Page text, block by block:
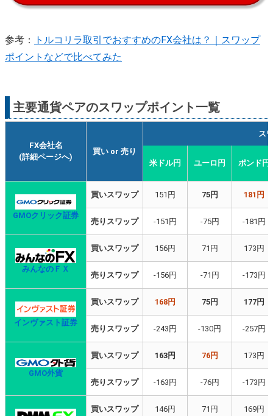
参考：
トルコリラ取引でおすすめのFX会社は？｜スワップ
ポイントなどで比べてみた
主要通貨ペアのスワップポイント一覧
FX会社名
(詳細ページへ)
買い or 売り
ス
米ドル円 ユーロ円 ポンド円
GMOクリック証券
買いスワップ 151円 75円 181円
売りスワップ -151円 -75円 -181円
みんなのＦＸ
買いスワップ 156円 71円 173円
売りスワップ -156円 -71円 -173円
インヴァスト証券
買いスワップ 168円 75円 177円
売りスワップ -243円 -130円 -257円
GMO外貨
買いスワップ 163円 76円 173円
売りスワップ -163円 -76円 -173円
買いスワップ 146円 71円 169円